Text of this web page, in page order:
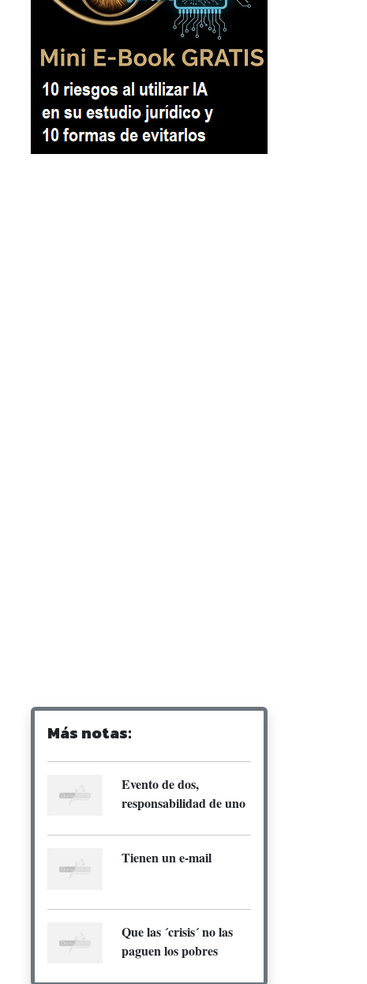
Más notas:
Evento de dos,
responsabilidad de uno
Tienen un e-mail
Que las ´crisis´ no las
paguen los pobres